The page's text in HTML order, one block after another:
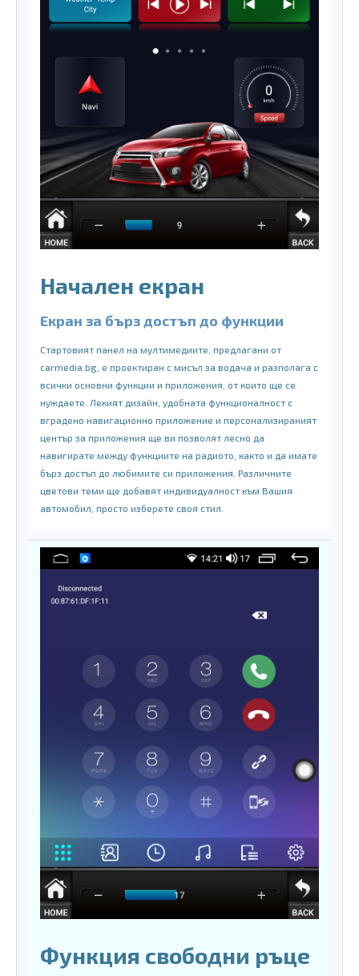
Начален екран
Екран за бърз достъп до функции
Стартовият панел на мултимедиите, предлагани от
carmedia.bg, е проектиран с мисъл за водача и разполага с
всички основни функции и приложения, от които ще се
нуждаете. Лекият дизайн, удобната функционалност с
вградено навигационно приложение и персонализираният
център за приложения ще ви позволят лесно да
навигирате между функциите на радиото, както и да имате
бърз достъп до любимите си приложения. Различните
цветови теми ще добавят индивидуалност към Вашия
автомобил, просто изберете своя стил.
Функция свободни ръце